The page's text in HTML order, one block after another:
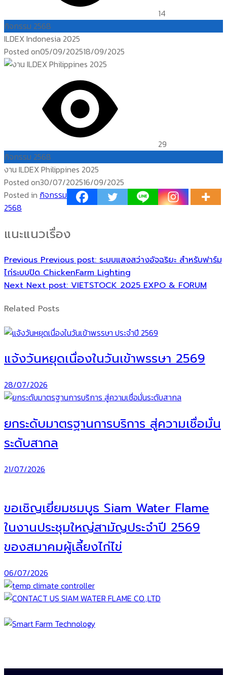
14
กิจกรรม 2568
ILDEX Indonesia 2025
Posted on05/09/202518/09/2025
29
กิจกรรม 2568
งาน ILDEX Philippines 2025
Posted on30/07/202516/09/2025
Posted in กิจกรรม
2568
แนะแนวเรื่อง
Previous Previous post: ระบบแสงสว่างอัจฉริยะ สำหรับฟาร์ม
ไก่ระบบปิด ChickenFarm Lighting
Next Next post: VIETSTOCK 2025 EXPO & FORUM
Related Posts
แจ้งวันหยุดเนื่องในวันเข้าพรรษา 2569
28/07/2026
ยกระดับมาตรฐานการบริการ สู่ความเชื่อมั่น
ระดับสากล
21/07/2026
ขอเชิญเยี่ยมชมบูธ Siam Water Flame
ในงานประชุมใหญ่สามัญประจำปี 2569
ของสมาคมผู้เลี้ยงไก่ไข่
06/07/2026